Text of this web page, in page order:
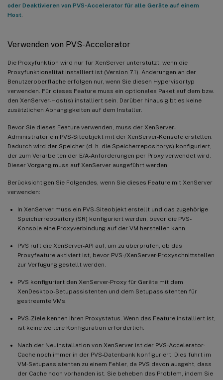
oder Deaktivieren von PVS-Accelerator für alle Geräte auf einem
Host
Verwenden von PVS-Accelerator
Die Proxyfunktion wird nur für XenServer unterstützt, wenn die
Proxyfunktionalität installiert ist (Version 7.1). Änderungen an der
Benutzeroberfläche erfolgen nur, wenn Sie diesen Hypervisortyp
verwenden. Für dieses Feature muss ein optionales Paket auf dem bzw.
den XenServer-Host(s) installiert sein. Darüber hinaus gibt es keine
zusätzlichen Abhängigkeiten auf dem Installer.
Bevor Sie dieses Feature verwenden, muss der XenServer-
Administrator ein PVS-Siteobjekt mit der XenServer-Konsole erstellen.
Dadurch wird der Speicher (d. h. die Speicherrepositorys) konfiguriert,
der zum Verarbeiten der E/A-Anforderungen per Proxy verwendet wird.
Dieser Vorgang muss auf XenServer ausgeführt werden.
Berücksichtigen Sie Folgendes, wenn Sie dieses Feature mit XenServer
verwenden:
In XenServer muss ein PVS-Siteobjekt erstellt und das zugehörige
Speicherrepository (SR) konfiguriert werden, bevor die PVS-
Konsole eine Proxyverbindung auf der VM herstellen kann.
PVS ruft die XenServer-API auf, um zu überprüfen, ob das
Proxyfeature aktiviert ist, bevor PVS-/XenServer-Proxyschnittstellen
zur Verfügung gestellt werden.
PVS konfiguriert den XenServer-Proxy für Geräte mit dem
XenDesktop-Setupassistenten und dem Setupassistenten für
gestreamte VMs.
PVS-Ziele kennen ihren Proxystatus. Wenn das Feature installiert ist,
ist keine weitere Konfiguration erforderlich.
Nach der Neuinstallation von XenServer ist der PVS-Accelerator-
Cache noch immer in der PVS-Datenbank konfiguriert. Dies führt im
VM-Setupassistenten zu einem Fehler, da PVS davon ausgeht, dass
der Cache noch vorhanden ist. Sie beheben das Problem, indem Sie